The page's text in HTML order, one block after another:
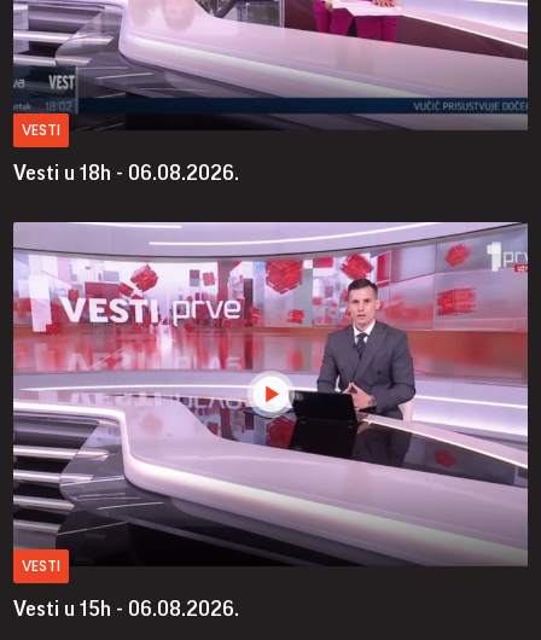
VESTI
Vesti u 18h - 06.08.2026.
VESTI
Vesti u 15h - 06.08.2026.